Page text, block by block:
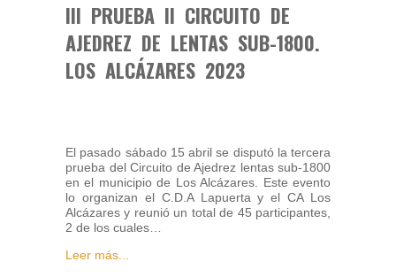
III PRUEBA II CIRCUITO DE
AJEDREZ DE LENTAS SUB-1800.
LOS ALCÁZARES 2023
El pasado sábado 15 abril se disputó la tercera
prueba del Circuito de Ajedrez lentas sub-1800
en el municipio de Los Alcázares. Este evento
lo organizan el C.D.A Lapuerta y el CA Los
Alcázares y reunió un total de 45 participantes,
2 de los cuales…
Leer más...